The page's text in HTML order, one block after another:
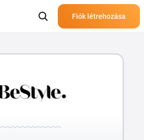
Fiók létrehozása